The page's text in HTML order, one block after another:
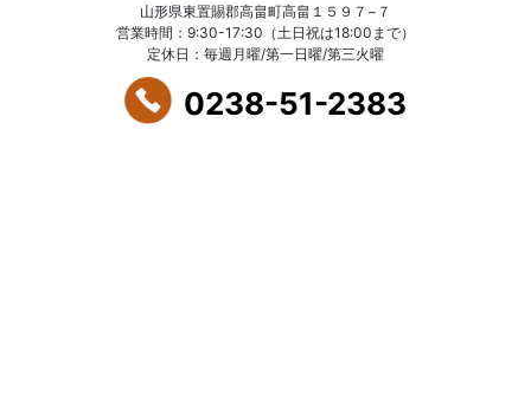
山形県東置賜郡高畠町高畠１５９７−７
営業時間：9:30-17:30（土日祝は18:00まで）
定休日：毎週月曜/第一日曜/第三火曜
0238-51-2383